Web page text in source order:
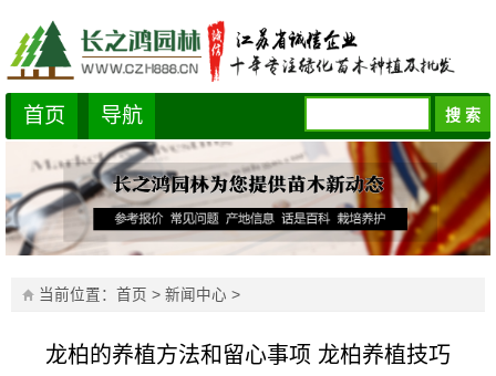
首页 导航
当前位置： 首页 > 新闻中心 >
龙柏的养植方法和留心事项 龙柏养植技巧